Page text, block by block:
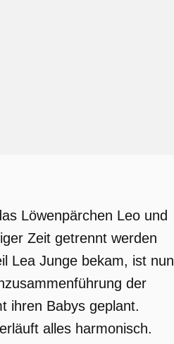
Löwenpärchen Leo und
Zeit getrennt werden
Lea Junge bekam, ist nun
der
ihren Babys geplant.
alles harmonisch.